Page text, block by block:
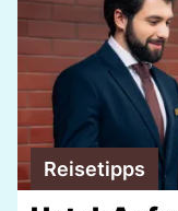
Reisetipps